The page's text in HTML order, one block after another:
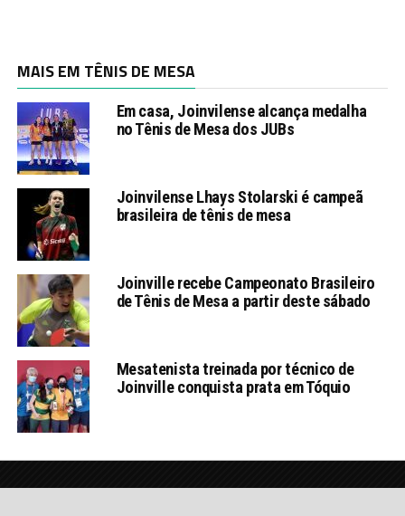
MAIS EM TÊNIS DE MESA
Em casa, Joinvilense alcança medalha
no Tênis de Mesa dos JUBs
Joinvilense Lhays Stolarski é campeã
brasileira de tênis de mesa
Joinville recebe Campeonato Brasileiro
de Tênis de Mesa a partir deste sábado
Mesatenista treinada por técnico de
Joinville conquista prata em Tóquio